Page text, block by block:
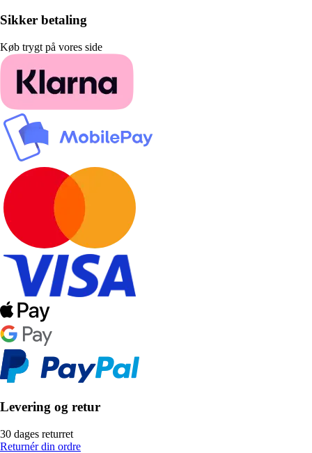
Sikker betaling
Køb trygt på vores side
Levering og retur
30 dages returret
Returnér din ordre